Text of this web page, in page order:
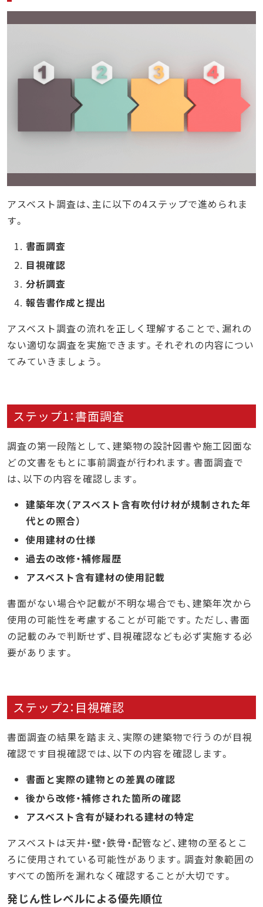
アスベスト調査は、主に以下の4ステップで進められま
す。
書面調査
目視確認
分析調査
報告書作成と提出
アスベスト調査の流れを正しく理解することで、漏れの
ない適切な調査を実施できます。それぞれの内容につい
てみていきましょう。
ステップ1：書面調査
調査の第一段階として、建築物の設計図書や施工図面な
どの文書をもとに事前調査が行われます。書面調査で
は、以下の内容を確認します。
建築年次（アスベスト含有吹付け材が規制された年
代との照合）
使用建材の仕様
過去の改修・補修履歴
アスベスト含有建材の使用記載
書面がない場合や記載が不明な場合でも、建築年次から
使用の可能性を考慮することが可能です。ただし、書面
の記載のみで判断せず、目視確認なども必ず実施する必
要があります。
ステップ2：目視確認
書面調査の結果を踏まえ、実際の建築物で行うのが目視
確認です目視確認では、以下の内容を確認します。
書面と実際の建物との差異の確認
後から改修・補修された箇所の確認
アスベスト含有が疑われる建材の特定
アスベストは天井・壁・鉄骨・配管など、建物の至るとこ
ろに使用されている可能性があります。調査対象範囲の
すべての箇所を漏れなく確認することが大切です。
発じん性レベルによる優先順位